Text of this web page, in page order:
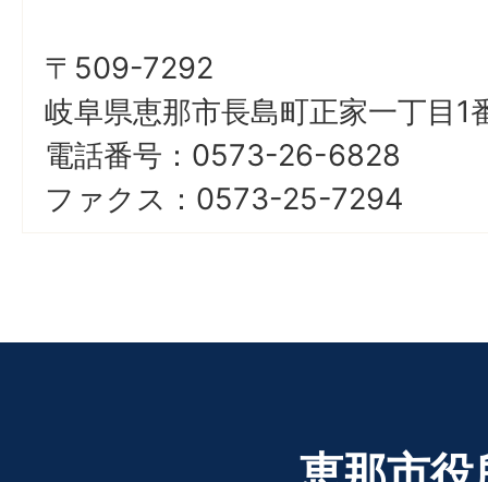
〒509-7292
岐阜県恵那市長島町正家一丁目
電話番号：0573-26-6828
ファクス：0573-25-7294